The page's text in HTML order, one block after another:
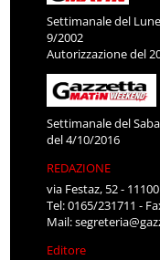
Settimanale del
9/2002
Autorizzazione del
Settimanale del
del 4/10/2016
REDAZIONE
via Festaz, 52 -
Tel: 0165/231711 -
Mail:
Editore